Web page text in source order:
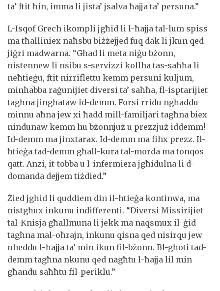
ta’ ftit ħin, imma li jista’ jsalva ħajja ta’ persuna.”
L-Isqof Grech ikompli jgħid li l-ħajja tal-lum spiss
ma tħalliniex naħsbu biżżejjed fuq dak li jkun qed
jiġri madwarna. “Għad li meta niġu bżonn,
nistennew li nsibu s-servizzi kollha tas-saħħa li
neħtieġu, ftit nirriflettu kemm persuni kuljum,
minħabba raġunijiet diversi ta’ saħħa, fl-isptarijiet
tagħna jingħataw id-demm. Forsi rridu ngħaddu
minnu aħna jew xi ħadd mill-familjari tagħna biex
nindunaw kemm hu bżonnjuż u prezzjuż iddemm!
Id-demm ma jinxtarax. Id-demm ma fihx prezz. Il-
ħtieġa tad-demm għall-kura tal-morda ma tonqos
qatt. Anzi, it-tobba u l-infermiera jgħidulna li d-
domanda dejjem tiżdied.”
Żied jgħid li quddiem din il-ħtieġa kontinwa, ma
nistgħux inkunu indifferenti. “Diversi Missirijiet
tal-Knisja għallmuna li jekk ma naqsmux il-ġid
tagħna mal-oħrajn, inkunu qisna qed nisirqu jew
nheddu l-ħajja ta’ min ikun fil-bżonn. Bl-għoti tad-
demm tagħna nkunu qed nagħtu l-ħajja lil min
għandu saħħtu fil-periklu.”